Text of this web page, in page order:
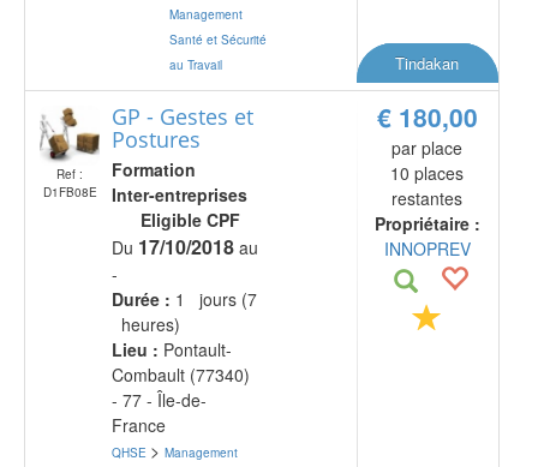
Management
Santé et Sécurité
au Travail
Tindakan
Ref :
D1FB08E
GP - Gestes et
Postures
Formation
Inter-entreprises
Eligible CPF
Du 17/10/2018 au
-
Durée : 1 jours (7
heures)
Lieu : Pontault-
Combault (77340)
- 77 - Île-de-
France
QHSE > Management
€ 180,00
par place
10 places
restantes
Propriétaire :
INNOPREV